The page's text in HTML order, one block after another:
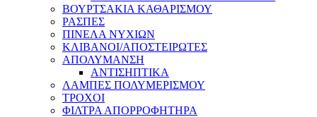
ΒΟΥΡΤΣΑΚΙΑ ΚΑΘΑΡΙΣΜΟΥ
ΡΑΣΠΕΣ
ΠΙΝΕΛΑ ΝΥΧΙΩΝ
ΚΛΙΒΑΝΟΙ/ΑΠΟΣΤΕΙΡΩΤΕΣ
ΑΠΟΛΥΜΑΝΣΗ
ΑΝΤΙΣΗΠΤΙΚΑ
ΛΑΜΠΕΣ ΠΟΛΥΜΕΡΙΣΜΟΥ
ΤΡΟΧΟΙ
ΦΙΛΤΡΑ ΑΠΟΡΡΟΦΗΤΗΡΑ